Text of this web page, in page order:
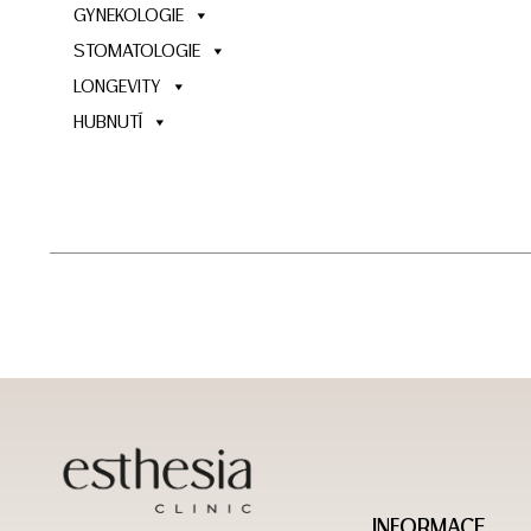
GYNEKOLOGIE
STOMATOLOGIE
LONGEVITY
HUBNUTÍ